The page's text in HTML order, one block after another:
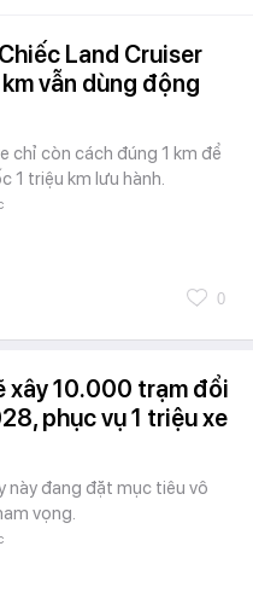
Land Cruiser
vẫn dùng động
chỉ còn cách đúng 1 km để
1 triệu km lưu hành.
0
xây 10.000 trạm đổi
phục vụ 1 triệu xe
này đang đặt mục tiêu vô
vọng.